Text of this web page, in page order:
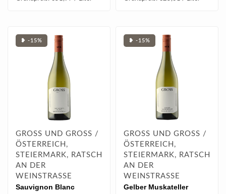
❥ -15%
GROSS UND GROSS /
ÖSTERREICH,
STEIERMARK, RATSCH
AN DER
WEINSTRASSE
Sauvignon Blanc
❥ -15%
GROSS UND GROSS /
ÖSTERREICH,
STEIERMARK, RATSCH
AN DER
WEINSTRASSE
Gelber Muskateller